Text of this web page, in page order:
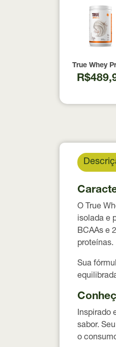
True Whey
O True
isolada e
BCAAs e
proteínas.
Sua
Inspirado
sabor.
o